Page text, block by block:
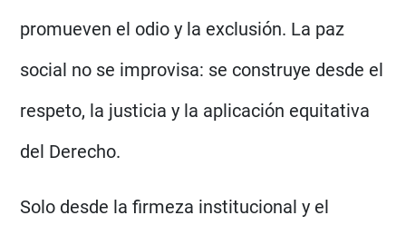
promueven el odio y la exclusión. La paz
social no se improvisa: se construye desde el
respeto, la justicia y la aplicación equitativa
del Derecho.
Solo desde la firmeza institucional y el